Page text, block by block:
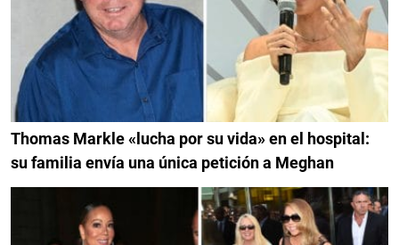
Thomas Markle «lucha por su vida» en el hospital:
su familia envía una única petición a Meghan